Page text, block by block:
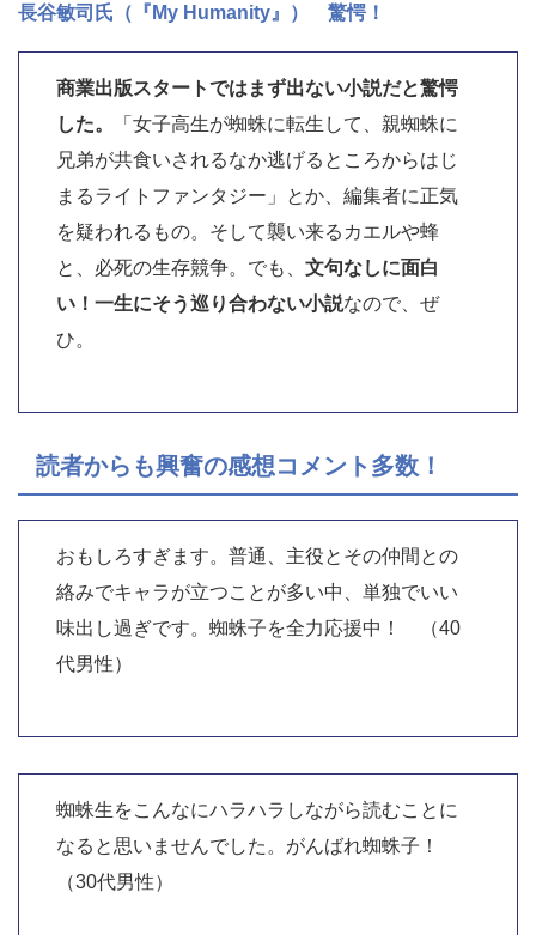
長谷敏司氏（『My Humanity』） 驚愕！
商業出版スタートではまず出ない小説だと驚愕
した。
「女子高生が蜘蛛に転生して、親蜘蛛に
兄弟が共食いされるなか逃げるところからはじ
まるライトファンタジー」とか、編集者に正気
を疑われるもの。そして襲い来るカエルや蜂
と、必死の生存競争。でも、 文句なしに面白
い！一生にそう巡り合わない小説なので、ぜ
ひ。
読者からも興奮の感想コメント多数！
おもしろすぎます。普通、主役とその仲間との
絡みでキャラが立つことが多い中、単独でいい
味出し過ぎです。蜘蛛子を全力応援中！ （40
代男性）
蜘蛛生をこんなにハラハラしながら読むことに
なると思いませんでした。がんばれ蜘蛛子！
（30代男性）